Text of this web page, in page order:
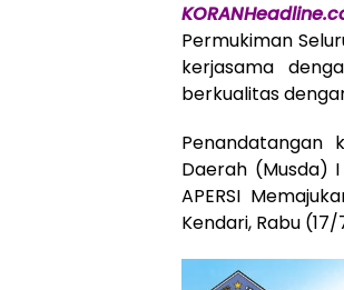
Permukiman
kerjasama
berkualitas
Penandatangan
Daerah (Musda) I
APERSI
Kendari, Rabu